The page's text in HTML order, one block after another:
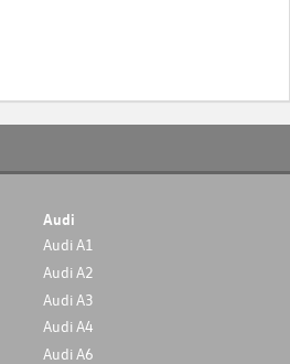
Audi
Audi A1
Audi A2
Audi A3
Audi A4
Audi A6